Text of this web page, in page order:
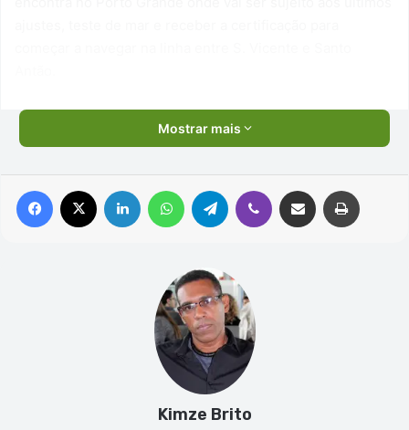
Mostrar mais
Facebook Linkedin WhatsAppTelegram Viber Compartilhar via e-mail
Kimze Brito